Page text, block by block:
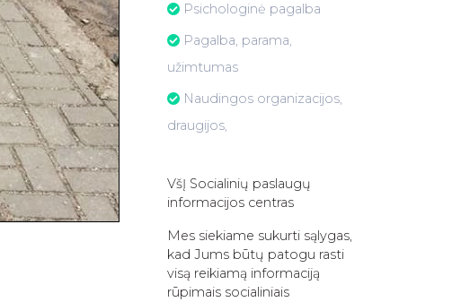
Psichologinė pagalba
Pagalba, parama,
užimtumas
Naudingos organizacijos,
draugijos,
VšĮ Socialinių paslaugų
informacijos centras
Mes siekiame sukurti sąlygas,
kad Jums būtų patogu rasti
visą reikiamą informaciją
rūpimais socialiniais